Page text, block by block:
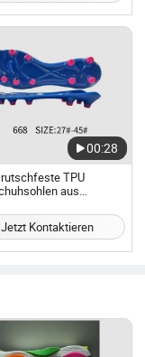
00:28
TPU
aus
Sportschuhe
Jetzt Kontaktieren